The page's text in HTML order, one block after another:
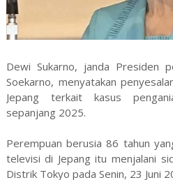
Dewi Sukarno, janda Presiden
Soekarno, menyatakan
Jepang terkait kasus
sepanjang 2025.
Perempuan berusia 86 tahun
televisi di Jepang itu menjalani
Distrik Tokyo pada Senin, 23 Juni